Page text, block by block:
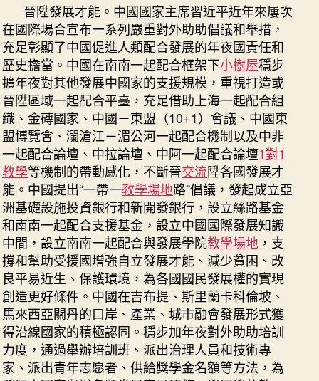
度
成
長
門
戶〉
中
晉陞發展才能。中國國家主席習近平近年來屢次
在國際場合宣布一系列嚴重對外助助倡議和舉措，
充足彰顯了中國促進人類配合發展的年夜國責任和
歷史擔當。中國在南南一起配合框架下小樹屋穩步
擴年夜對其他發展中國家的支援規模，重視打造或
晉陞區域一起配合平臺，充足借助上海一起配合組
織、金磚國家、中國－東盟（10+1）會議、中國東
盟博覽會、瀾滄江－湄公河一起配合機制以及中非
一起配合論壇、中拉論壇、中阿一起配合論壇1對1
教學等機制的帶動感化，不斷晉交流陞各國發展才
能。中國提出“一帶一教學場地路”倡議，發起成立亞
洲基礎設施投資銀行和新開發銀行，設立絲路基金
和南南一起配合支援基金，設立中國國際發展知識
中間，設立南南一起配合與發展學院教學場地 ，支
撐和幫助受援國增強自立發展才能、減少貧困、改
良平易近生、保護環境，為各國國民發展權的實現
創造更好條件。中國在吉布提、斯里蘭卡科倫坡、
馬來西亞關丹的口岸、產業、城市融會發展形式獲
得沿線國家的積極認同。穩步加年夜對外助助培訓
力度，通過舉辦培訓班、派出治理人員和技術專
家、派出青年志愿者、供給獎學金名額等方法，為